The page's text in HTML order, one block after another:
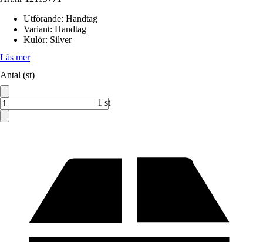
Utförande: Handtag
Variant: Handtag
Kulör: Silver
Läs mer
Antal (st)
1 st